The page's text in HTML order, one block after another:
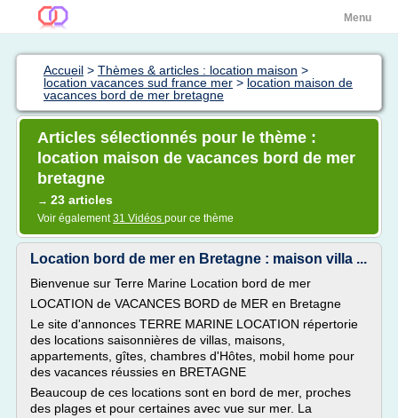
Menu
Accueil > Thèmes & articles : location maison >
location vacances sud france mer > location maison de
vacances bord de mer bretagne
Articles sélectionnés pour le thème :
location maison de vacances bord de mer
bretagne
→ 23 articles
Voir également31 Vidéos pour ce thème
Location bord de mer en Bretagne : maison villa ...
Bienvenue sur Terre Marine Location bord de mer
LOCATION de VACANCES BORD de MER en Bretagne
Le site d'annonces TERRE MARINE LOCATION répertorie
des locations saisonnières de villas, maisons,
appartements, gîtes, chambres d'Hôtes, mobil home pour
des vacances réussies en BRETAGNE
Beaucoup de ces locations sont en bord de mer, proches
des plages et pour certaines avec vue sur mer. La